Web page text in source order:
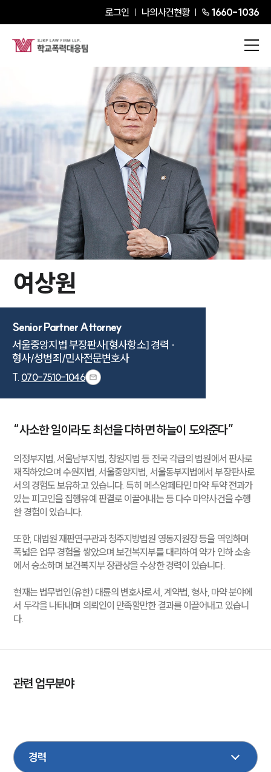
로그인 나의사건현황 1660-1036
여상원Senior Partner Attorney
여상원
Senior Partner Attorney
서울중앙지법 부장판사[형사항소] 경력 ·
형사/성범죄/민사전문변호사
T. 070-7510-1046
“사소한 일이라도 최선을 다하면 하늘이 도와준다”
의정부지법, 서울남부지법, 창원지법 등 전국 각급의 법원에서 판사로
재직하였으며 수원지법, 서울중앙지법, 서울동부지법에서 부장판사로
서의 경험도 보유하고 있습니다. 특히 메스암페타민 마약 투약 전과가
있는 피고인을 집행유예 판결로 이끌어내는 등 다수 마약사건을 수행
한 경험이 있습니다.
또한, 대법원 재판연구관과 청주지방법원 영동지원장 등을 역임하며
폭넓은 업무 경험을 쌓았으며 보건복지부를 대리하여 약가 인하 소송
에서 승소하며 보건복지부 장관상을 수상한 경력이 있습니다.
현재는 법무법인(유한) 대륜의 변호사로서, 계약법, 형사, 마약 분야에
서 두각을 나타내며 의뢰인이 만족할만한 결과를 이끌어내고 있습니
다.
관련 업무분야